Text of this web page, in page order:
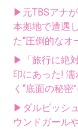
▶元TBSアナ
本拠地で遭遇
た“圧倒的なオ
▶「旅行に絶
印にあった!
く“底面の秘密
▶ダルビッシ
ウンドガール